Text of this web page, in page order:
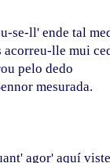
se-ll' ende tal
acorreu-lle mui
pelo dedo
mesurada.
agor' aquí viste